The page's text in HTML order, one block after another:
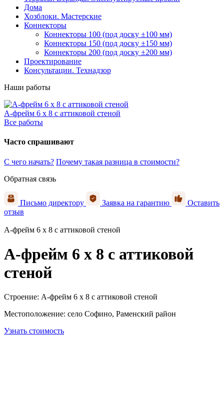
Дома
Хозблоки. Мастерские
Коннекторы
Коннекторы 100 (под доску ±100 мм)
Коннекторы 150 (под доску ±150 мм)
Коннекторы 200 (под доску ±200 мм)
Проектирование
Консультации. Технадзор
Наши работы
А-фрейм 6 х 8 с аттиковой стеной
Все работы
Часто спрашивают
С чего начать? Почему такая разница в стоимости?
Обратная связь
Письмо директору Заявка на гарантию
Оставить
отзыв
А-фрейм 6 х 8 с аттиковой стеной
А-фрейм 6 х 8 с аттиковой
стеной
Строение: А-фрейм 6 х 8 с аттиковой стеной
Местоположение: село Софино, Раменский район
Узнать стоимость